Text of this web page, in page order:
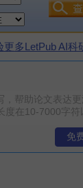
更多LetPub AI科
免